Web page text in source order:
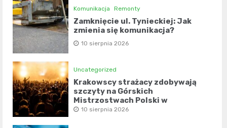
Komunikacja Remonty
Zamknięcie ul. Tynieckiej: Jak
zmienia się komunikacja?
10 sierpnia 2026
Uncategorized
Krakowscy strażacy zdobywają
szczyty na Górskich
Mistrzostwach Polski w
kolarstwie szosowym
10 sierpnia 2026